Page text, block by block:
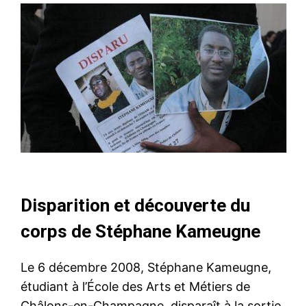
Disparition et découverte du
corps de Stéphane Kameugne
Le 6 décembre 2008, Stéphane Kameugne,
étudiant à l’École des Arts et Métiers de